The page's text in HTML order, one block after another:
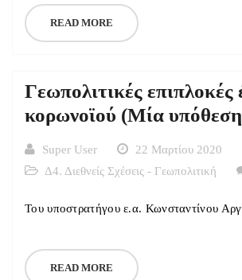
READ MORE
Γεωπολιτικές επιπλοκές
κορωνοϊού (Μία
Super User
22 Μαρτίου 2020
Δ4. Διεθνείς Σχέσεις - Γεωπολιτική
Του υποστρατήγου ε.α. Κωνσταντίνου
READ MORE